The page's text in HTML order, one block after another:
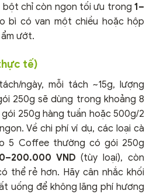
bột chỉ còn ngon tối ưu trong 1–
bì có van một chiều hoặc hộp
ướt.
tế)
ngày, mỗi tách ~15g, lượng
250g sẽ dùng trong khoảng 8
250g hàng tuần hoặc 500g/2
Về chi phí ví dụ, các loại cà
5 Coffee thường có gói 250g
VND (tùy loại), còn
thể rẻ hơn. Hãy cân nhắc khối
uống để không lãng phí hương